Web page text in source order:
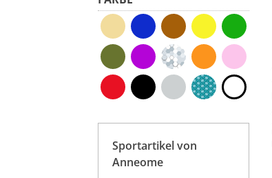
Sportartikel von
Anneome